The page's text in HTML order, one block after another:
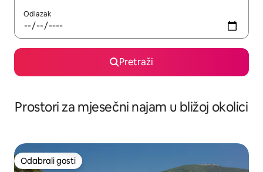
Odlazak
Pretraži
Prostori za mjesečni najam u bližoj okolici
Odabrali gosti
Odabrali gosti